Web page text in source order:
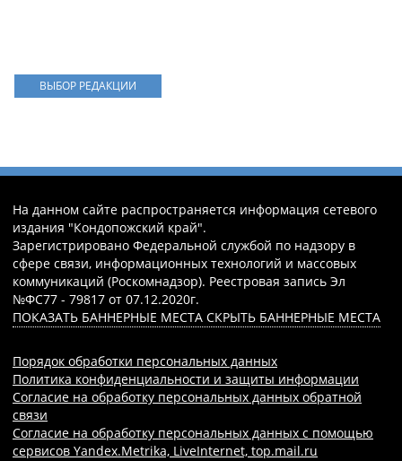
ВЫБОР РЕДАКЦИИ
На данном сайте распространяется информация сетевого
издания "Кондопожский край".
Зарегистрировано Федеральной службой по надзору в
сфере связи, информационных технологий и массовых
коммуникаций (Роскомнадзор). Реестровая запись Эл
№ФС77 - 79817 от 07.12.2020г.
ПОКАЗАТЬ БАННЕРНЫЕ МЕСТА СКРЫТЬ БАННЕРНЫЕ МЕСТА
Порядок обработки персональных данных
Политика конфиденциальности и защиты информации
Согласие на обработку персональных данных обратной
связи
Согласие на обработку персональных данных с помощью
сервисов Yandex.Metrika, LiveInternet, top.mail.ru